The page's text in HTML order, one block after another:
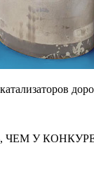
ЧЕМ У